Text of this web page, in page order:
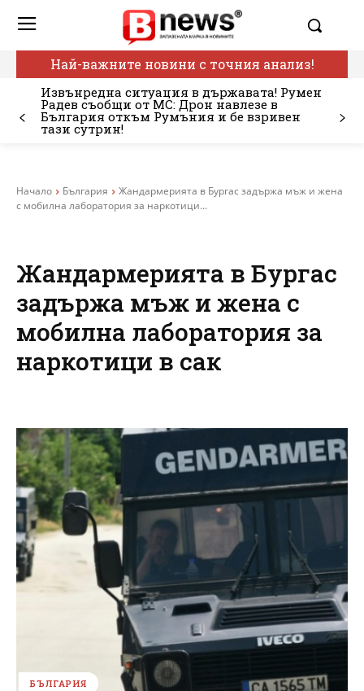
Най-важните новини с точния анализ!
Извънредна ситуация в държавата! Румен
Радев съобщи от МС: Дрон навлезе в
България откъм Румъния и бе взривен
тази сутрин!
Начало България
Жандармерията в Бургас задържа мъж и жена
с мобилна лаборатория за наркотици...
Жандармерията в Бургас
задържа мъж и жена с
мобилна лаборатория за
наркотици в сак
БЪЛГАРИЯ